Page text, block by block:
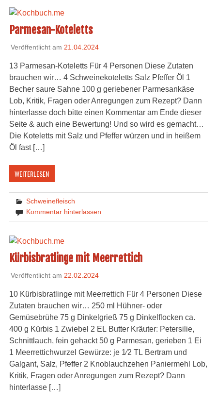
Parmesan-Koteletts
Veröffentlicht am 21.04.2024
13 Parmesan-Koteletts Für 4 Personen Diese Zutaten
brauchen wir… 4 Schweinekoteletts Salz Pfeffer Öl 1
Becher saure Sahne 100 g geriebener Parmesankäse
Lob, Kritik, Fragen oder Anregungen zum Rezept? Dann
hinterlasse doch bitte einen Kommentar am Ende dieser
Seite & auch eine Bewertung! Und so wird es gemacht…
Die Koteletts mit Salz und Pfeffer würzen und in heißem
Öl fast […]
WEITERLESEN
Schweinefleisch
Kommentar hinterlassen
Kürbisbratlinge mit Meerrettich
Veröffentlicht am 22.02.2024
10 Kürbisbratlinge mit Meerrettich Für 4 Personen Diese
Zutaten brauchen wir… 250 ml Hühner- oder
Gemüsebrühe 75 g Dinkelgrieß 75 g Dinkelflocken ca.
400 g Kürbis 1 Zwiebel 2 EL Butter Kräuter: Petersilie,
Schnittlauch, fein gehackt 50 g Parmesan, gerieben 1 Ei
1 Meerrettichwurzel Gewürze: je 1⁄2 TL Bertram und
Galgant, Salz, Pfeffer 2 Knoblauchzehen Paniermehl Lob,
Kritik, Fragen oder Anregungen zum Rezept? Dann
hinterlasse […]